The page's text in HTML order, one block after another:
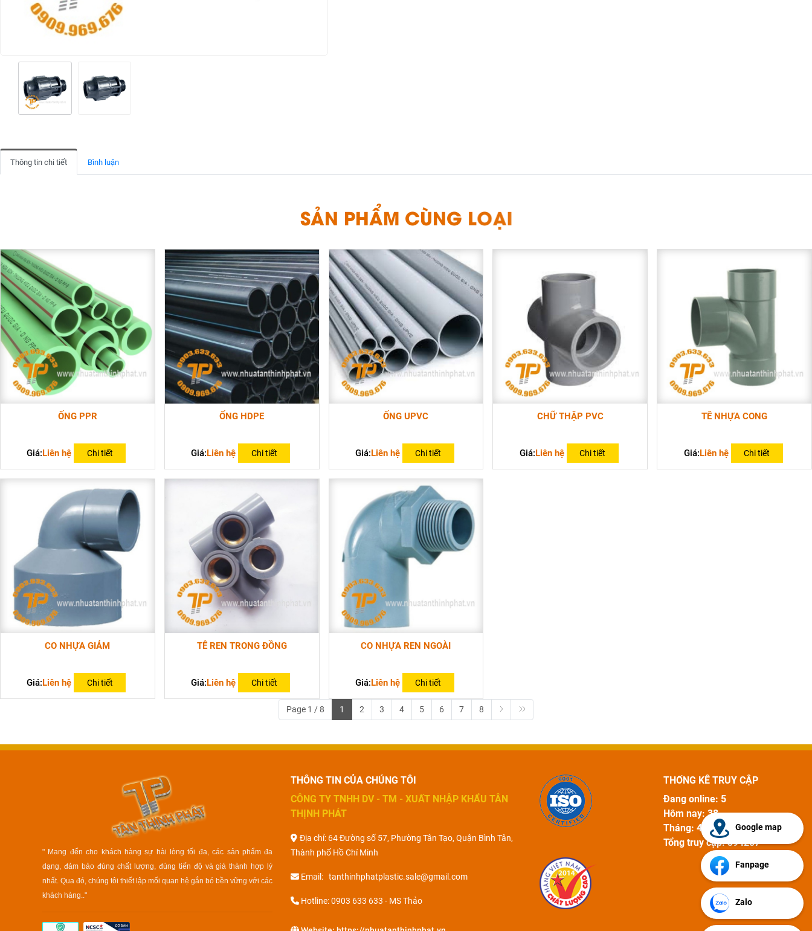
Thông tin chi tiết Bình luận
Ả N PHẨM CÙNG LOẠI
ỐNG PPR
Giá:Liên hệ Chi tiết
ỐNG HDPE
Giá:Liên hệ Chi tiết
ỐNG UPVC
Giá:Liên hệ Chi tiết
CHỮ THẬP PVC
Giá:Liên hệ Chi tiết
TÊ NHỰA CONG
Giá:Liên hệ Chi tiết
CO NHỰA GIẢM
Giá:Liên hệ Chi tiết
TÊ REN TRONG ĐỒNG
Giá:Liên hệ Chi tiết
CO NHỰA REN NGOÀI
Giá:Liên hệ Chi tiết
Page 1 / 8 1 2 3 4 5 6 7 8
" Mang đến cho khách hàng sự hài lòng tối đa, các sản phẩm đa
dạng, đảm bảo đúng chất lượng, đúng tiến độ và giá thành hợp lý
nhất. Qua đó, chúng tôi thiết lập mối quan hệ gắn bó bền vững với các
khách hàng.."
THÔNG TIN CỦA CHÚNG TÔI
CÔNG TY TNHH DV - TM - XUẤT NHẬP KHẨU TÂN
THỊNH PHÁT
Địa chỉ: 64 Đường số 57, Phường Tân Tạo, Quận Bình Tân,
Thành phố Hồ Chí Minh
Email: tanthinhphatplastic.sale@gmail.com
Hotline: 0903 633 633 - MS Thảo
THỐNG KÊ TRUY CẬP
Đang online: 5
Hôm nay: 38
Tháng: 4280
Tổng truy cập: 394257
Google map
Fanpage
Zalo